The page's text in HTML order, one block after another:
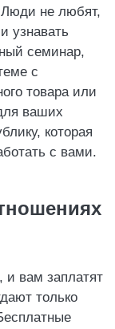
Люди не любят,
узнавать
семинар,
с
товара или
ваших
которая
с вами.
и вам заплатят
только